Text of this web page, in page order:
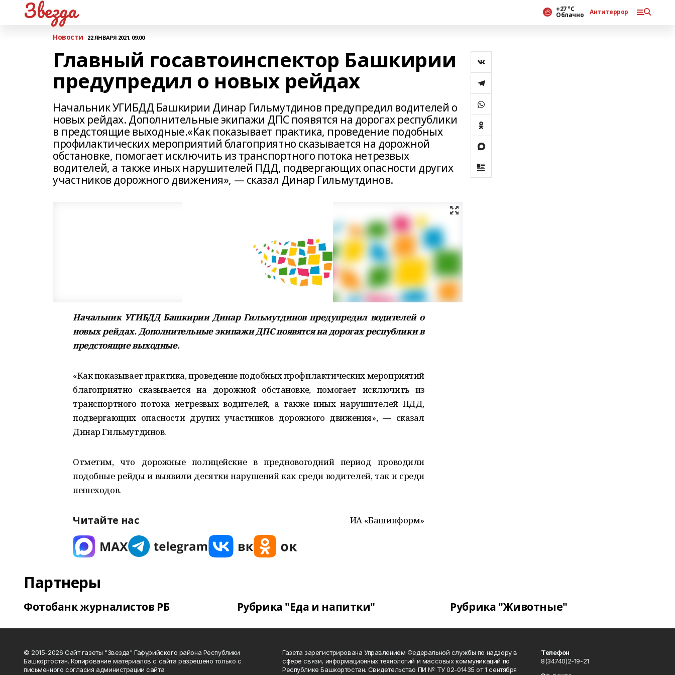
Звезда +27 °С
Облачно Антитеррор
Новости 22 ЯНВАРЯ 2021, 09:00
Главный госавтоинспектор Башкирии
предупредил о новых рейдах
Начальник УГИБДД Башкирии Динар Гильмутдинов предупредил водителей о
новых рейдах. Дополнительные экипажи ДПС появятся на дорогах республики
в предстоящие выходные.«Как показывает практика, проведение подобных
профилактических мероприятий благоприятно сказывается на дорожной
обстановке, помогает исключить из транспортного потока нетрезвых
водителей, а также иных нарушителей ПДД, подвергающих опасности других
участников дорожного движения», — сказал Динар Гильмутдинов.
Начальник УГИБДД Башкирии Динар Гильмутдинов предупредил водителей о
новых рейдах. Дополнительные экипажи ДПС появятся на дорогах республики в
предстоящие выходные.
«Как показывает практика, проведение подобных профилактических мероприятий
благоприятно сказывается на дорожной обстановке, помогает исключить из
транспортного потока нетрезвых водителей, а также иных нарушителей ПДД,
подвергающих опасности других участников дорожного движения», — сказал
Динар Гильмутдинов.
Отметим, что дорожные полицейские в предновогодний период проводили
подобные рейды и выявили десятки нарушений как среди водителей, так и среди
пешеходов.
ИА «Башинформ»
Читайте нас
Партнеры
Фотобанк журналистов РБ Рубрика "Еда и напитки" Рубрика "Животные"
© 2015-2026 Сайт газеты "Звезда" Гафурийского района Республики
Башкортостан. Копирование материалов с сайта разрешено только с
письменного согласия администрации сайта.
Газета зарегистрирована Управлением Федеральной службы по надзору в
сфере связи, информационных технологий и массовых коммуникаций по
Республике Башкортостан. Свидетельство ПИ № ТУ 02-01435 от 1 сентября
Телефон
8(34740)2-19-21